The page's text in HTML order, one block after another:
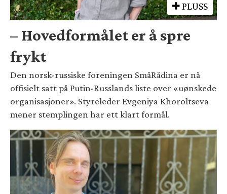
PLUSS
– Hovedformålet er å spre
frykt
Den norsk-russiske foreningen SmåRådina er nå
offisielt satt på Putin-Russlands liste over «uønskede
organisasjoner». Styreleder Evgeniya Khoroltseva
mener stemplingen har ett klart formål.